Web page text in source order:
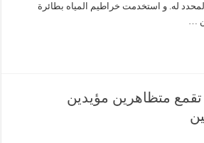
المحدد له. و استخدمت خراطيم المياه بطائرة
…
تقمع متظاهرين مؤيدين